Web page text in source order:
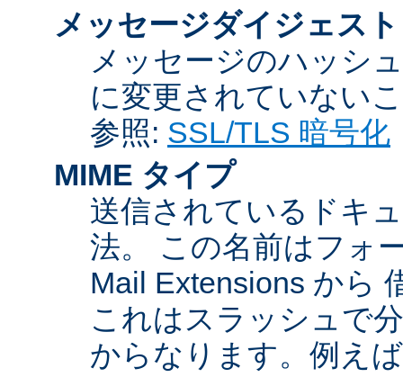
メッセージダイジェスト
メッセージのハッシ
に変更されていない
参照: SSL/TLS 暗号化
MIME タイプ
送信されているドキ
法。 この名前はフォ
Mail Extensions から
これはスラッシュで
からなります。例え